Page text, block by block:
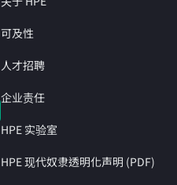
可及性
人才招聘
企业责任
HPE 实验室
HPE 现代奴隶透明化声明 (PDF)